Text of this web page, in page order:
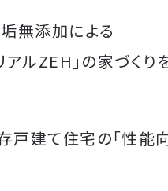
無添加による
アルZEH」の家づく
建て住宅の「性能